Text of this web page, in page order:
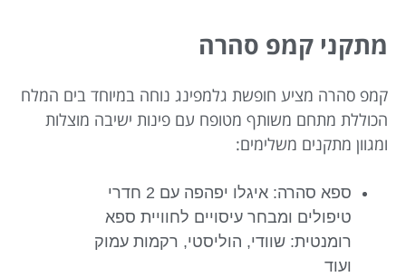
מתקני קמפ סהרה
קמפ סהרה מציע חופשת גלמפינג נוחה במיוחד בים המלח
הכוללת מתחם משותף מטופח עם פינות ישיבה מוצלות
ומגוון מתקנים משלימים:
ספא סהרה: איגלו יפהפה עם 2 חדרי
טיפולים ומבחר עיסויים לחוויית ספא
רומנטית: שוודי, הוליסטי, רקמות עמוק
ועוד